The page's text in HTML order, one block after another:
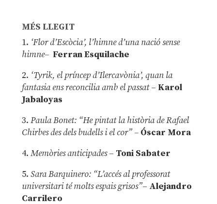
MÉS LLEGIT
1. ‘Flor d’Escòcia’, l’himne d’una nació sense
himne– Ferran Esquilache
2. ‘Tyrik, el príncep d’Ilercavònia’, quan la
fantasia ens reconcilia amb el passat– Karol
Jabaloyas
3. Paula Bonet: “He pintat la història de Rafael
Chirbes des dels budells i el cor” –Óscar Mora
4. Memòries anticipades– Toni Sabater
5. Sara Barquinero: “L’accés al professorat
universitari té molts espais grisos”– Alejandro
Carrilero